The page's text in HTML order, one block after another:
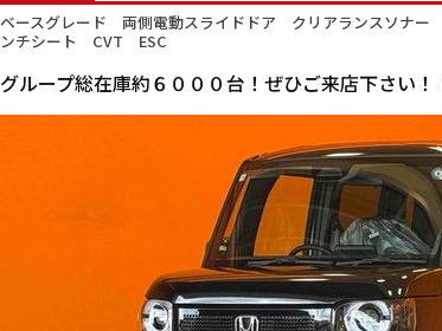
ベースグレード 両側電動スライドドア クリアランスソナ
ンチシート CVT ESC
グループ総在庫約６０００台！ぜひご来店下さい！